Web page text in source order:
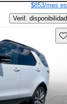
$853/mes
Verif. disponibilidad